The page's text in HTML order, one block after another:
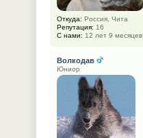
Откуда: Россия, Чита
Репутация: 16
С нами: 12 лет 9 месяцев
Волкодав
Юниор